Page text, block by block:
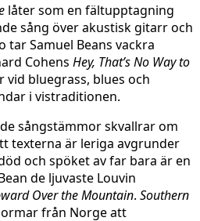
låter som en fältupptagning
sång över akustisk gitarr och
tar Samuel Beans vackra
Cohens Hey, That’s No Way to
vid bluegrass, blues och
i vistraditionen.
sångstämmor skvallrar om
texterna är leriga avgrunder
och spöket av far bara är en
de ljuvaste Louvin
Over the Mountain. Southern
från Norge att